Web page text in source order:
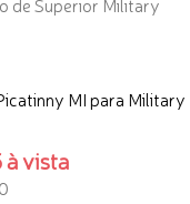
MI para Military
à vista